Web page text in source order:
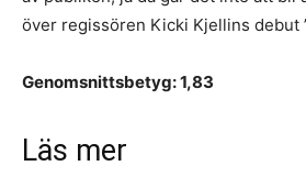
över regissören Kicki Kjellins debut
Genomsnittsbetyg: 1,83
Läs mer